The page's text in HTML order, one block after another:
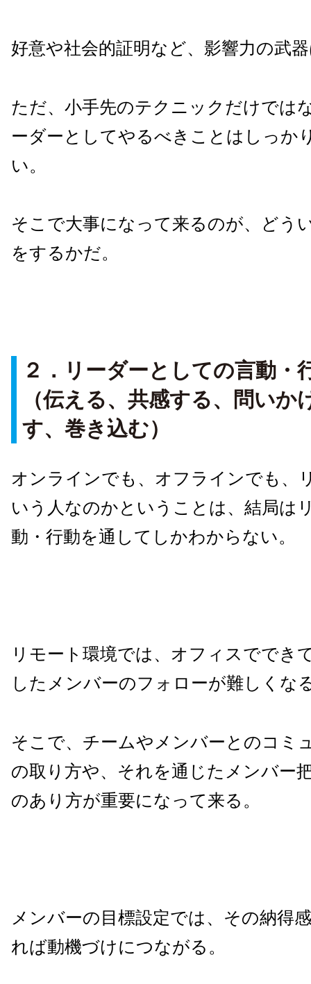
好意や社会的証明など、影響力の武
ただ、小手先のテクニックだけでは
ーダーとしてやるべきことはしっか
い。
そこで大事になって来るのが、どう
をするかだ。
２．リーダーとしての言動・
（伝える、共感する、問いか
す、巻き込む）
オンラインでも、オフラインでも、
いう人なのかということは、結局は
動・行動を通してしかわからない。
リモート環境では、オフィスででき
したメンバーのフォローが難しくな
そこで、チームやメンバーとのコミ
の取り方や、それを通じたメンバー
のあり方が重要になって来る。
メンバーの目標設定では、その納得
れば動機づけにつながる。